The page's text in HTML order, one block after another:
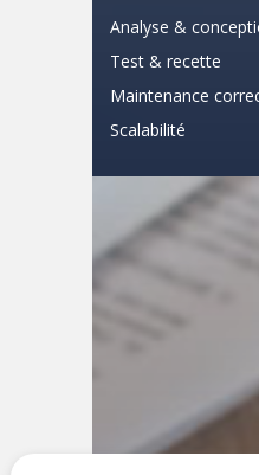
Analyse &
Test & recette
Maintenance
Scalabilité